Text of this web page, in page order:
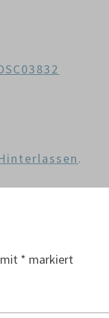
.
* markiert